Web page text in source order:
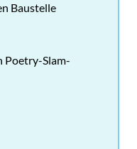
Baustelle
Poetry-Slam-